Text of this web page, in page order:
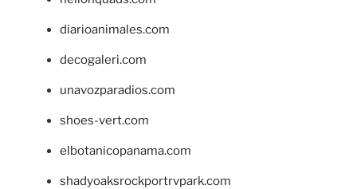
diarioanimales.com
decogaleri.com
unavozparadios.com
shoes-vert.com
elbotanicopanama.com
shadyoaksrockportrvpark.com